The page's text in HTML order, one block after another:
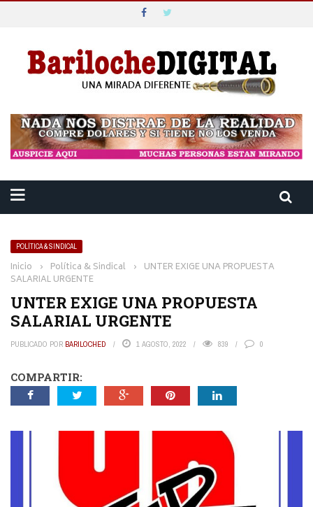
POLÍTICA & SINDICAL
Inicio › Política & Sindical › UNTER EXIGE UNA PROPUESTA
SALARIAL URGENTE
UNTER EXIGE UNA PROPUESTA
SALARIAL URGENTE
PUBLICADO POR BARILOCHED 1 AGOSTO, 2022 839 0
COMPARTIR: